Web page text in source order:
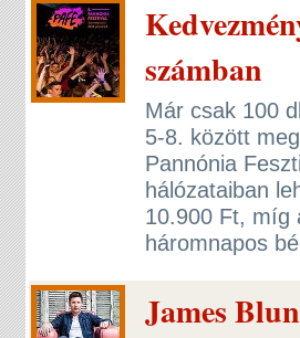
számban
Már csak 100
5-8. között
Pannónia
hálózataiban
10.900 Ft, míg
háromnapos
James